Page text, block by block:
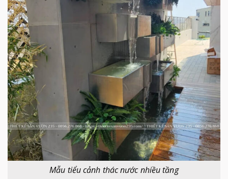
Mẫu tiểu cảnh thác nước nhiều tầng